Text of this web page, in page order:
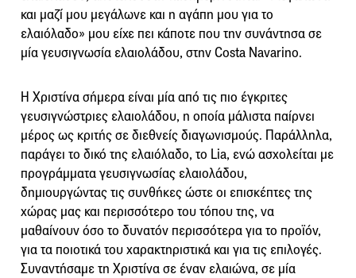
και μαζί μου μεγάλωνε και η αγάπη μου για το
ελαιόλαδο» μου είχε πει κάποτε που την συνάντησα σε
μία γευσιγνωσία ελαιολάδου, στην Costa Navarino.
Η Χριστίνα σήμερα είναι μία από τις πιο έγκριτες
γευσιγνώστριες ελαιολάδου, η οποία μάλιστα παίρνει
μέρος ως κριτής σε διεθνείς διαγωνισμούς. Παράλληλα,
παράγει το δικό της ελαιόλαδο, το Lia, ενώ ασχολείται με
προγράμματα γευσιγνωσίας ελαιολάδου,
δημιουργώντας τις συνθήκες ώστε οι επισκέπτες της
χώρας μας και περισσότερο του τόπου της, να
μαθαίνουν όσο το δυνατόν περισσότερα για το προϊόν,
για τα ποιοτικά του χαρακτηριστικά και για τις επιλογές.
Συναντήσαμε τη Χριστίνα σε έναν ελαιώνα, σε μία